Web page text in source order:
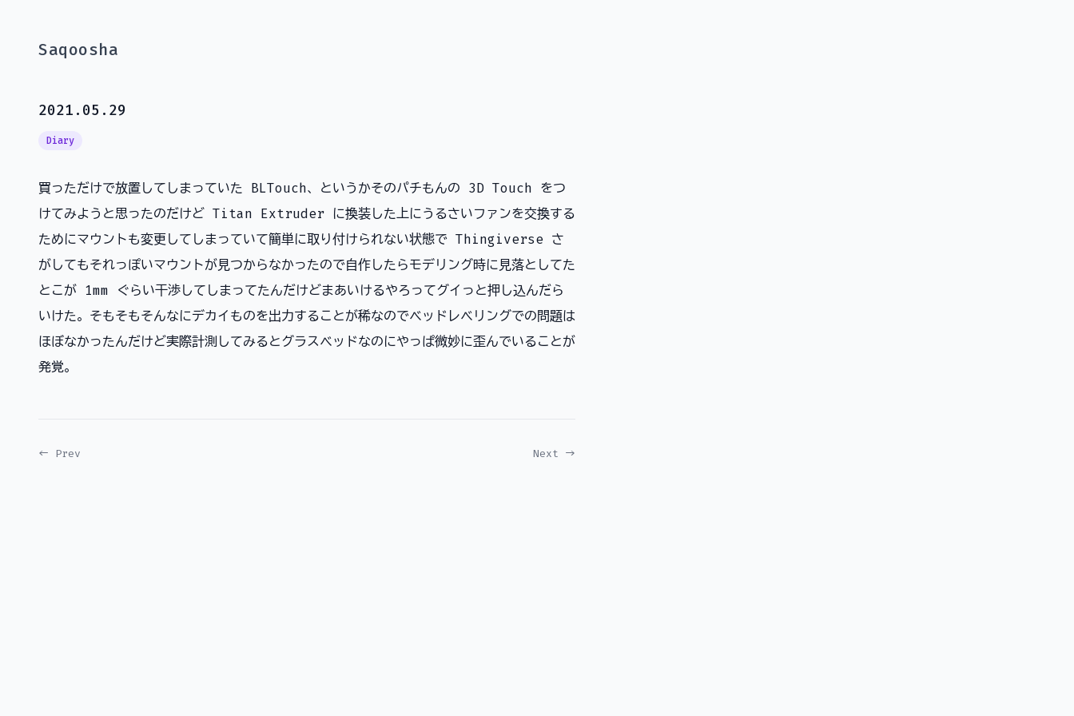
Saqoosha
2021.05.29
Diary
買っただけで放置してしまっていた BLTouch、というかそのパチもんの 3D Touch をつ
けてみようと思ったのだけど Titan Extruder に換装した上にうるさいファンを交換する
ためにマウントも変更してしまっていて簡単に取り付けられない状態で Thingiverse さ
がしてもそれっぽいマウントが見つからなかったので自作したらモデリング時に見落としてた
とこが 1mm ぐらい干渉してしまってたんだけどまあいけるやろってグイっと押し込んだら
いけた。そもそもそんなにデカイものを出力することが稀なのでベッドレベリングでの問題は
ほぼなかったんだけど実際計測してみるとグラスベッドなのにやっぱ微妙に歪んでいることが
発覚。
← Prev Next →